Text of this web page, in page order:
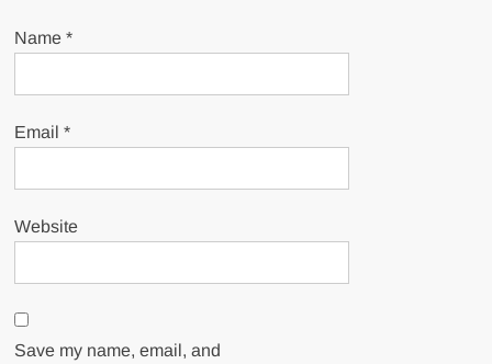
Name*
Email*
Website
Save my name, email, and